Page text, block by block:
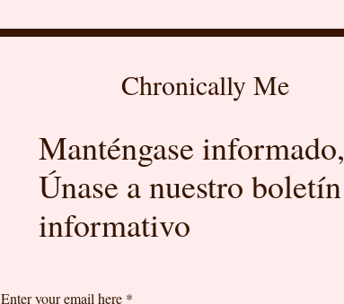
Chronically Me
Manténgase informado,
Únase a nuestro boletín
informativo
Enter your email here